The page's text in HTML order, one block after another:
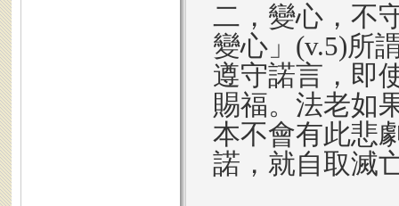
二，變心，不
變心」(v.5)所
遵守諾言，即
賜福。法老如
本不會有此悲
諾，就自取滅